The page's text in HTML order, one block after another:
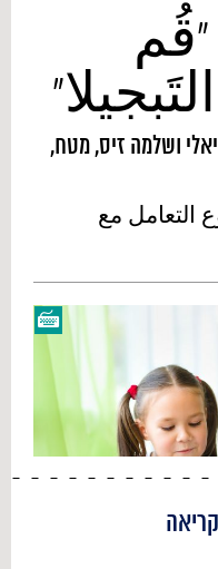
"قُم
ושלמה זיס, מטח,
التعامل مع